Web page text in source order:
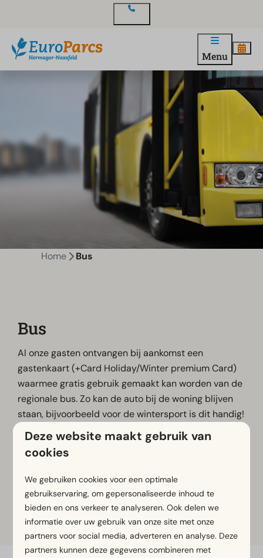
Menu
Home Bus
Bus
Al onze gasten ontvangen bij aankomst een
gastenkaart (+Card Holiday/Winter premium Card)
waarmee gratis gebruik gemaakt kan worden van de
regionale bus. Zo kan de auto bij de woning blijven
staan, bijvoorbeeld voor de wintersport is dit handig!
De bushalte van Nassfeld bevindt zich direct voor
het vakantiepark. Het is ongeveer 20 minuten rijden
naar de skipistes. Meer informatie over de bustijden
is online te vinden of bij de receptie beschikbaar.
Meer reisinformatie
Deze website maakt gebruik van
cookies
We gebruiken cookies voor een optimale
gebruikservaring, om gepersonaliseerde inhoud te
bieden en ons verkeer te analyseren. Ook delen we
informatie over uw gebruik van onze site met onze
partners voor social media, adverteren en analyse. Deze
partners kunnen deze gegevens combineren met